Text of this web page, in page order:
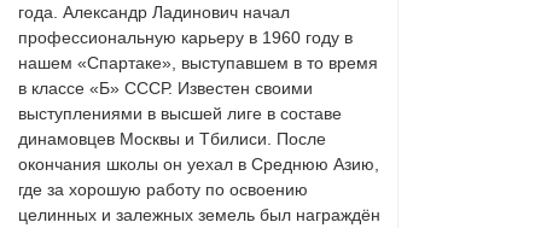
года. Александр Ладинович начал
профессиональную карьеру в 1960 году в
нашем «Спартаке», выступавшем в то время
в классе «Б» СССР. Известен своими
выступлениями в высшей лиге в составе
динамовцев Москвы и Тбилиси. После
окончания школы он уехал в Среднюю Азию,
где за хорошую работу по освоению
целинных и залежных земель был награждён